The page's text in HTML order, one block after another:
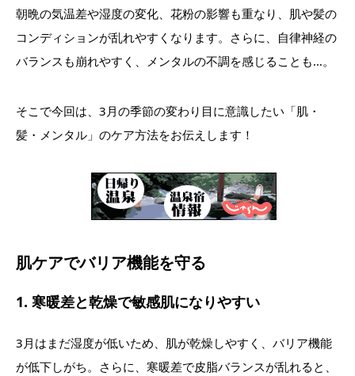
朝晩の気温差や湿度の変化、花粉の影響も重なり、肌や髪の
コンディションが乱れやすくなります。さらに、自律神経の
バランスも崩れやすく、メンタルの不調を感じることも…。
そこで今回は、3月の季節の変わり目に意識したい「肌・
髪・メンタル」のケア方法をお伝えします！
肌ケアでバリア機能を守る
1. 寒暖差と乾燥で敏感肌になりやすい
3月はまだ湿度が低いため、肌が乾燥しやすく、バリア機能
が低下しがち。さらに、寒暖差で皮脂バランスが乱れると、